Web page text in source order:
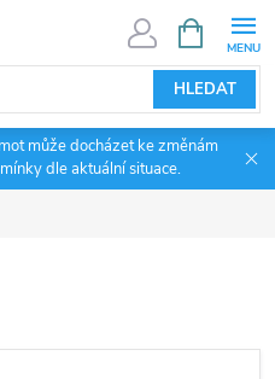
HLEDAT
NÁKUPNÍ
KOŠÍK
může docházet ke změnám
dle aktuální situace.